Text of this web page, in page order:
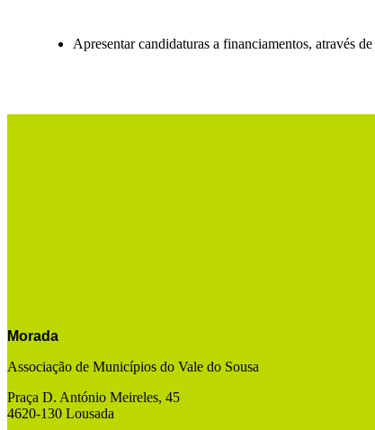
Apresentar candidaturas a financiamentos, através
Morada
Associação de Municípios do Vale do Sousa
Praça D. António Meireles, 45
4620-130 Lousada